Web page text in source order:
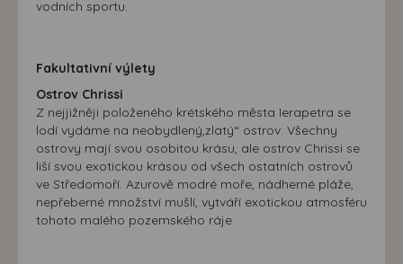
vodních sportu.
Fakultativní výlety
Ostrov Chrissi
Z nejjižněji položeného krétského města Ierapetra se
lodí vydáme na neobydlený,zlatý“ ostrov. Všechny
ostrovy mají svou osobitou krásu, ale ostrov Chrissi se
liší svou exotickou krásou od všech ostatních ostrovů
ve Středomoří. Azurově modré moře, nádherné pláže,
nepřeberné množství mušlí, vytváří exotickou atmosféru
tohoto malého pozemského ráje.
souhlasu, nedojde k zobrazování obsahu a reklam